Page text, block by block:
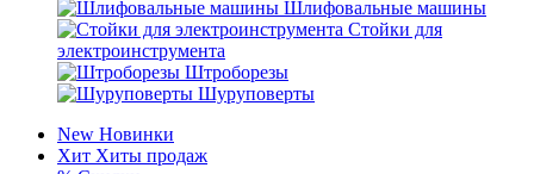
Шлифовальные машины
Стойки для
электроинструмента
Штроборезы
Шуруповерты
New Новинки
Хит Хиты продаж